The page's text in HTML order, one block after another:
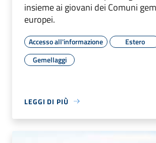
insieme ai giovani dei Comuni
europei.
Accesso all'informazione
Estero
Gemellaggi
LEGGI DI PIÙ